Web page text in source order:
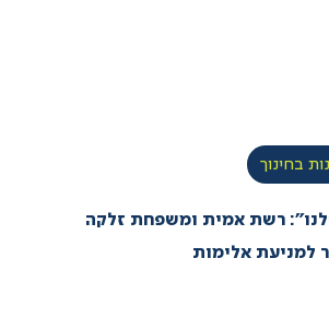
בחינוך
רשת אמית ומשפחת זלקה
למניעת אלימות